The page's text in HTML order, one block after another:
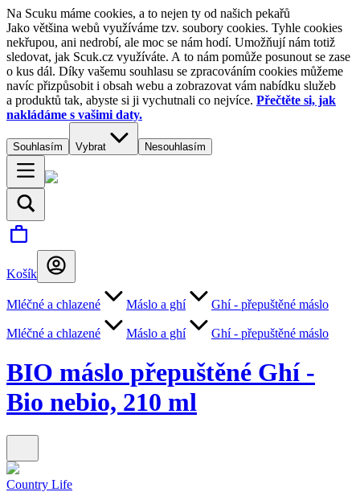
Na Scuku máme cookies, a to nejen ty od našich pekařů
Jako většina webů využíváme tzv. soubory cookies. Tyhle cookies
nekřupou, ani nedrobí, ale moc se nám hodí. Umožňují nám totiž
sledovat, jak Scuk.cz využíváte. A to nám pomůže posunout se zase
o kus dál. Díky vašemu souhlasu se zpracováním cookies můžeme
navíc přizpůsobit i obsah webu a zobrazovat vám nabídku služeb
a produktů tak, abyste si ji vychutnali co nejvíce. Přečtěte si, jak
nakládáme s vašimi daty.
Souhlasím Vybrat Nesouhlasím
Košík
Mléčné a chlazené Máslo a ghí Ghí - přepuštěné máslo
Mléčné a chlazené Máslo a ghí Ghí - přepuštěné máslo
BIO máslo přepuštěné Ghí -
Bio nebio, 210 ml
Country Life